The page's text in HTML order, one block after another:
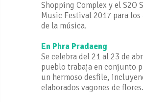
Shopping Complex y el S2O
Music Festival 2017 para los
de la música.
En Phra Pradaeng
Se celebra del 21 al 23 de
pueblo trabaja en conjunto
un hermoso desfile,
elaborados vagones de flores.